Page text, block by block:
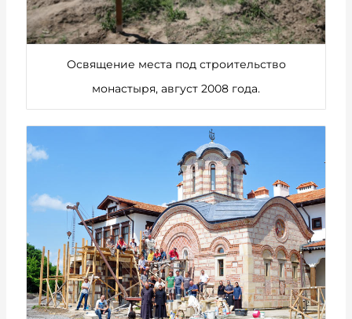
Освящение места под строительство
монастыря, август 2008 года.